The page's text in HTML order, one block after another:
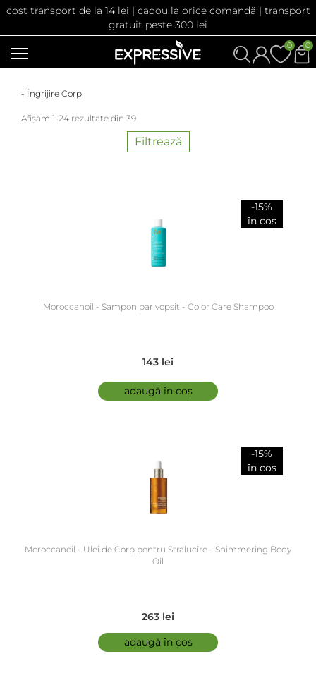
cost transport de la 14 lei | cadou la orice comandă | transport
gratuit peste 300 lei
0
0
- Îngrijire Corp
Afișăm 1-24 rezultate din 39
Filtrează
-15%
în coș
Moroccanoil - Sampon par vopsit - Color Care Shampoo
143 lei
adaugă în coș
-15%
în coș
Moroccanoil - Ulei de Corp pentru Stralucire - Shimmering Body
Oil
263 lei
adaugă în coș